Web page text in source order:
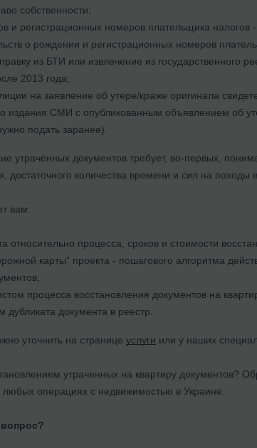
собственности;
и регистрационных номеров плательщика налогов
о рождении и регистрационных номеров
из БТИ или извлечение из государственного
2013 года;
на заявление об утере/краже оригинала
издания СМИ с опубликованным объявлением об
подать заранее).
утраченных документов требует, во-первых,
достаточного количества времени и сил на походы
вам:
относительно процесса, сроков и стоимости
карты” проекта - пошагового алгоритма
процесса восстановления документов на
документа в реестр.
уточнить на странице услуги или у наших
утраченных на квартиру документов?
операциях с недвижимостью в Украине.